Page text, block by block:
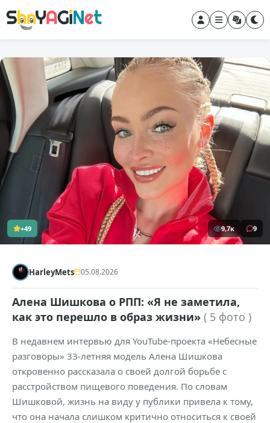
+49 9,7к 9
HarleyMets 05.08.2026
Алена Шишкова о РПП: «Я не заметила,
как это перешло в образ жизни» ( 5 фото )
В недавнем интервью для YouTube-проекта «Небесные
разговоры» 33-летняя модель Алена Шишкова
откровенно рассказала о своей долгой борьбе с
расстройством пищевого поведения. По словам
Шишковой, жизнь на виду у публики привела к тому,
что она начала слишком критично относиться к своей